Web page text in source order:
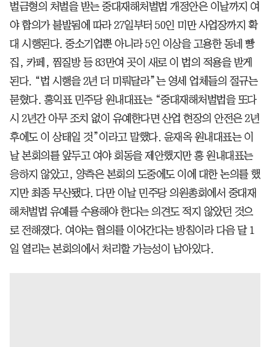
벌금형의 처벌을 받는 중대재해처벌법 개정안은 이날까지 여
야 합의가 불발됨에 따라 27일부터 50인 미만 사업장까지 확
대 시행된다. 중소기업뿐 아니라 5인 이상을 고용한 동네 빵
집, 카페, 찜질방 등 83만여 곳이 새로 이 법의 적용을 받게
된다. “법 시행을 2년 더 미뤄달라”는 영세 업체들의 절규는
묻혔다. 홍익표 민주당 원내대표는 “중대재해처벌법을 또다
시 2년간 아무 조치 없이 유예한다면 산업 현장의 안전은 2년
후에도 이 상태일 것”이라고 말했다. 윤재옥 원내대표는 이
날 본회의를 앞두고 여야 회동을 제안했지만 홍 원내대표는
응하지 않았고, 양측은 본회의 도중에도 이에 대한 논의를 했
지만 최종 무산됐다. 다만 이날 민주당 의원총회에서 중대재
해처벌법 유예를 수용해야 한다는 의견도 적지 않았던 것으
로 전해졌다. 여야는 협의를 이어간다는 방침이라 다음 달 1
일 열리는 본회의에서 처리할 가능성이 남아있다.